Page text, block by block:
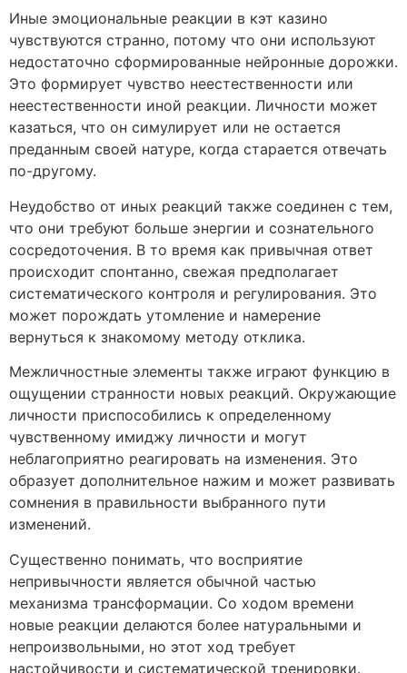
Иные эмоциональные реакции в кэт казино
чувствуются странно, потому что они используют
недостаточно сформированные нейронные дорожки.
Это формирует чувство неестественности или
неестественности иной реакции. Личности может
казаться, что он симулирует или не остается
преданным своей натуре, когда старается отвечать
по-другому.
Неудобство от иных реакций также соединен с тем,
что они требуют больше энергии и сознательного
сосредоточения. В то время как привычная ответ
происходит спонтанно, свежая предполагает
систематического контроля и регулирования. Это
может порождать утомление и намерение
вернуться к знакомому методу отклика.
Межличностные элементы также играют функцию в
ощущении странности новых реакций. Окружающие
личности приспособились к определенному
чувственному имиджу личности и могут
неблагоприятно реагировать на изменения. Это
образует дополнительное нажим и может развивать
сомнения в правильности выбранного пути
изменений.
Существенно понимать, что восприятие
непривычности является обычной частью
механизма трансформации. Со ходом времени
новые реакции делаются более натуральными и
непроизвольными, но этот ход требует
настойчивости и систематической тренировки.